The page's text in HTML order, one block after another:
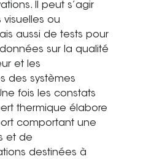
Il peut s’agir
visuelles ou
aussi de tests pour
sur la qualité
et les
des systèmes
fois les constats
thermique élabore
comportant une
et de
destinées à